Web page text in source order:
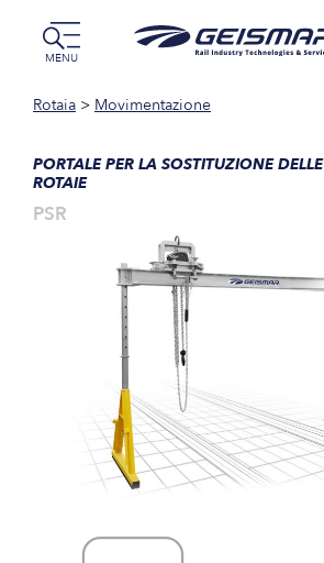
MENU
Rotaia > Movimentazione
PORTALE PER LA SOSTITUZIONE DELLE
ROTAIE
PSR